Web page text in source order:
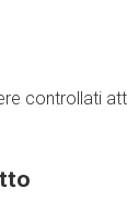
controllati